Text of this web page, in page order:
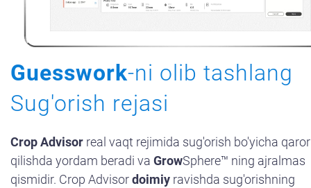
Guesswork-ni olib tashlang
Sug'orish rejasi​
Crop Advisor real vaqt rejimida sug'orish bo'yicha
qilishda yordam beradi va GrowSphere™ ning ajralmas
qismidir. Crop Advisordoimiy ravishda sug'orishning